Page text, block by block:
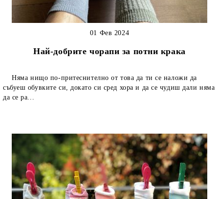
Най-добрите чорапи за потни крака
01 Фев 2024
Няма нищо по-притеснително от това да ти се наложи да
събуеш обувките си, докато си сред хора и да се чудиш дали няма
да се ра...